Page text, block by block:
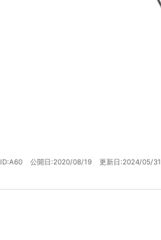
ID:A60 公開日:2020/08/19 更新日:2024/05/31